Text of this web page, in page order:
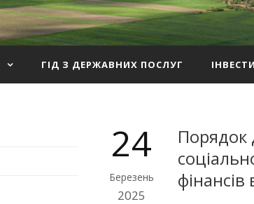
ГІД З ДЕРЖАВНИХ ПОСЛУГ
24
Березень
2025
Порядок